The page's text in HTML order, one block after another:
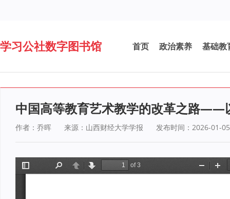
学习公社数字图书馆 首页 政治素养 基础教
中国高等教育艺术教学的改革之路——
作者：乔晖 来源：山西财经大学学报 发布时间：2026-01-05